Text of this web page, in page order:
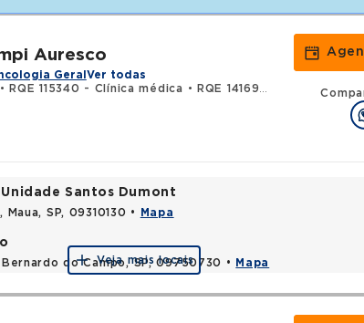
Auresco
Geral Ver todas
• RQE 115340 - Clínica médica •
RQE 141699 - Oncologia clínica
Santos Dumont
SP, 09310130 • Mapa
do Campo, SP, 09750730 • Mapa
Veja mais locais